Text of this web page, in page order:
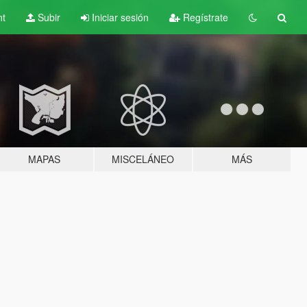
Subir Iniciar sesión Regístrate
MAPAS MISCELÁNEO MÁS